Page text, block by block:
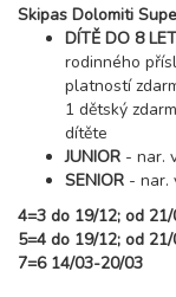
sobota - čtvrtek
31
20.02. - 27.02.27
sobota - sobota
27.02. - 03.03.27
25 300
27.02. - 04.03.27
Skipas Dolomiti
DÍTĚ DO 8 LET
rodinného
platností
1 dětský
dítěte
JUNIOR - nar.
SENIOR - nar.
4=3 do 19/12; od
5=4 do 19/12; od
7=6 14/03-20/03